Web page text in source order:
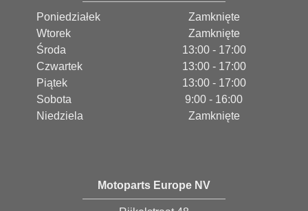
Poniedziałek
Zamknięte
Wtorek
Zamknięte
Środa
13:00 - 17:00
Czwartek
13:00 - 17:00
Piątek
13:00 - 17:00
Sobota
9:00 - 16:00
Niedziela
Zamknięte
Motoparts Europe NV